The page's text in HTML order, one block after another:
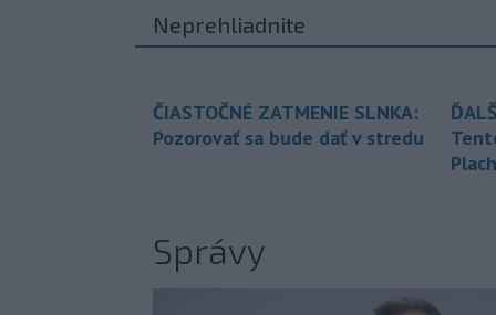
Neprehliadnite
ČIASTOČNÉ ZATMENIE SLNKA:
Pozorovať sa bude dať v stredu
Správy